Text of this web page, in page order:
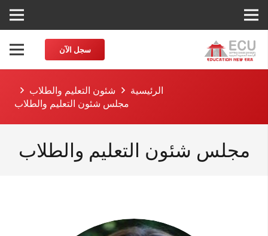
سجل الآن
الرئيسية
شئون التعليم والطلاب
مجلس شئون التعليم والطلاب
مجلس شئون التعليم والطلاب